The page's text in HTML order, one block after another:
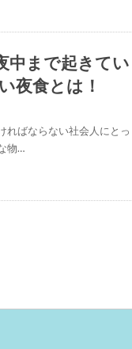
中まで起きてい
夜食とは！
ればならない社会人にとっ
物…